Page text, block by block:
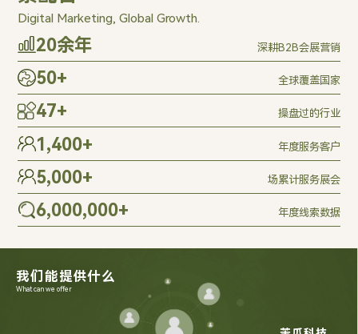
Digital Marketing, Global Growth.
20余年 深耕B2B会展营销
50+ 全球覆盖国家
47+ 操盘过的行业
1,400+ 年度服务客户
5,000+ 场累计服务展会
6,000,000+ 年度线索数据
我们能提供什么
What can we offer